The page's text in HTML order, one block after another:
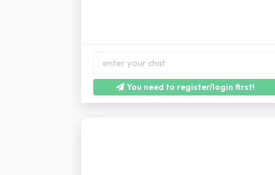
You need to register/login first!